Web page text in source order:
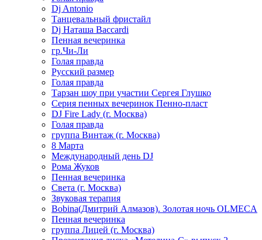
Dj Antonio
Танцевальный фристайл
Dj Наташа Baccardi
Пенная вечеринка
гр.Чи-Ли
Голая правда
Русский размер
Голая правда
Тарзан шоу при участии Сергея Глушко
Серия пенных вечеринок Пенно-пласт
DJ Fire Lady (г. Москва)
Голая правда
группа Винтаж (г. Москва)
8 Марта
Международный день DJ
Рома Жуков
Пенная вечеринка
Света (г. Москва)
Звуковая терапия
Bobina(Дмитрий Алмазов). Золотая ночь OLMECA
Пенная вечеринка
группа Лицей (г. Москва)